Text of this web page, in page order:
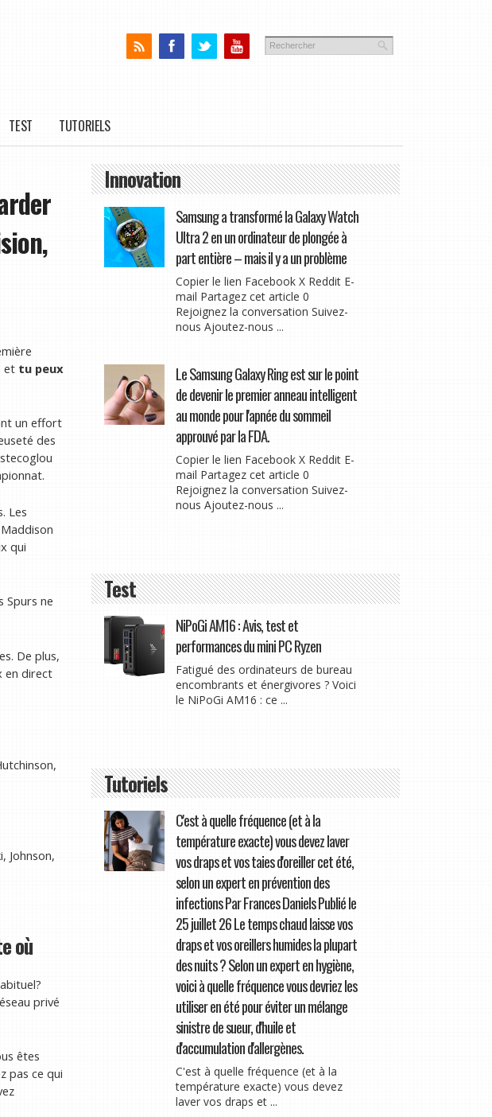
TEST TUTORIELS
et tu peux
un effort
des
Les
qui
Spurs ne
De plus,
en direct
Johnson,
où
privé
êtes
pas ce qui
Innovation
Samsung a transformé la Galaxy Watch
Ultra 2 en un ordinateur de plongée à
part entière – mais il y a un problème
Copier le lien Facebook X Reddit E-
mail Partagez cet article 0
Rejoignez la conversation Suivez-
nous Ajoutez-nous ...
Le Samsung Galaxy Ring est sur le point
de devenir le premier anneau intelligent
au monde pour l'apnée du sommeil
approuvé par la FDA.
Copier le lien Facebook X Reddit E-
mail Partagez cet article 0
Rejoignez la conversation Suivez-
nous Ajoutez-nous ...
Test
NiPoGi AM16 : Avis, test et
performances du mini PC Ryzen
Fatigué des ordinateurs de bureau
encombrants et énergivores ? Voici
le NiPoGi AM16 : ce ...
Tutoriels
C'est à quelle fréquence (et à la
température exacte) vous devez laver
vos draps et vos taies d'oreiller cet été,
selon un expert en prévention des
infections Par Frances Daniels Publié le
25 juillet 26 Le temps chaud laisse vos
draps et vos oreillers humides la plupart
des nuits ? Selon un expert en hygiène,
voici à quelle fréquence vous devriez les
utiliser en été pour éviter un mélange
sinistre de sueur, d'huile et
d'accumulation d'allergènes.
C'est à quelle fréquence (et à la
température exacte) vous devez
laver vos draps et ...